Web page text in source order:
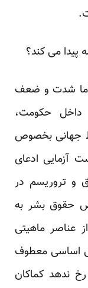
پیدا می کند؟
اما شدت و ضعف
حکومت،
جهانی بخصوص
آزمایی ادعای
و تروریسم در
حقوق بشر به
عناصر ماهیتی
اساسی معطوف
ندهد کماکان